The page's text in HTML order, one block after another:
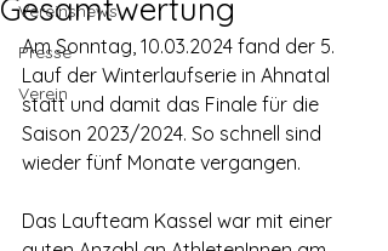
Vereinsnews
Presse
Verein
Gesamtwertung
Am Sonntag, 10.03.2024 fand der 5.
Lauf der Winterlaufserie in Ahnatal
statt und damit das Finale für die
Saison 2023/2024. So schnell sind
wieder fünf Monate vergangen.
Das Laufteam Kassel war mit einer